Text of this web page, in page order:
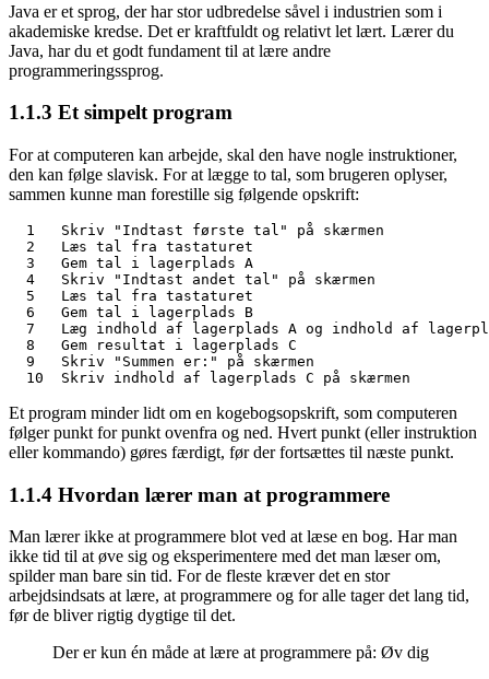
Java er et sprog, der har stor udbredelse såvel i industrien som i
akademiske kredse. Det er kraftfuldt og relativt let lært. Lærer du
Java, har du et godt fundament til at lære andre
programmeringssprog.
1.1.3 Et simpelt program
For at computeren kan arbejde, skal den have nogle instruktioner,
den kan følge slavisk. For at lægge to tal, som brugeren oplyser,
sammen kunne man forestille sig følgende opskrift:
  1   Skriv "Indtast første tal" på skærmen
  2   Læs tal fra tastaturet
  3   Gem tal i lagerplads A
  4   Skriv "Indtast andet tal" på skærmen
  5   Læs tal fra tastaturet
  6   Gem tal i lagerplads B
7   Læg indhold af lagerplads A og indhold af
  8   Gem resultat i lagerplads C
  9   Skriv "Summen er:" på skærmen
  10  Skriv indhold af lagerplads C på skærmen
Et program minder lidt om en kogebogsopskrift, som computeren
følger punkt for punkt ovenfra og ned. Hvert punkt (eller instruktion
eller kommando) gøres færdigt, før der fortsættes til næste punkt.
1.1.4 Hvordan lærer man at programmere
Man lærer ikke at programmere blot ved at læse en bog. Har man
ikke tid til at øve sig og eksperimentere med det man læser om,
spilder man bare sin tid. For de fleste kræver det en stor
arbejdsindsats at lære, at programmere og for alle tager det lang tid,
før de bliver rigtig dygtige til det.
Der er kun én måde at lære at programmere på: Øv dig